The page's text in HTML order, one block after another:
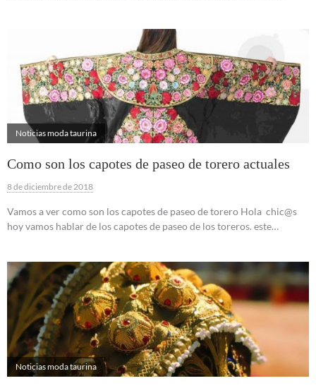
Noticias moda taurina
Como son los capotes de paseo de torero actuales
8 de diciembre de 2018
Vamos a ver como son los capotes de paseo de torero Hola chic@s
hoy vamos hablar de los capotes de paseo de los toreros. este…
Noticias moda taurina